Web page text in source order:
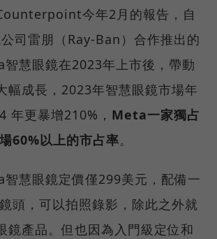
今年2月的報告，自
司雷朋（Ray-Ban）合作推出的
慧眼鏡在2023年上市後，帶動
幅成長，2023年智慧眼鏡市場年
年更暴增210%， Meta一家獨占
60%以上的市占率。
慧眼鏡定價僅299美元，配備一
頭，可以拍照錄影，除此之外就
鏡產品。但也因為入門級定位和